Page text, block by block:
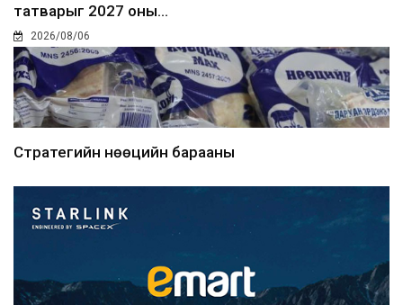
татварыг 2027 оны...
2026/08/06
Стратегийн нөөцийн барааны